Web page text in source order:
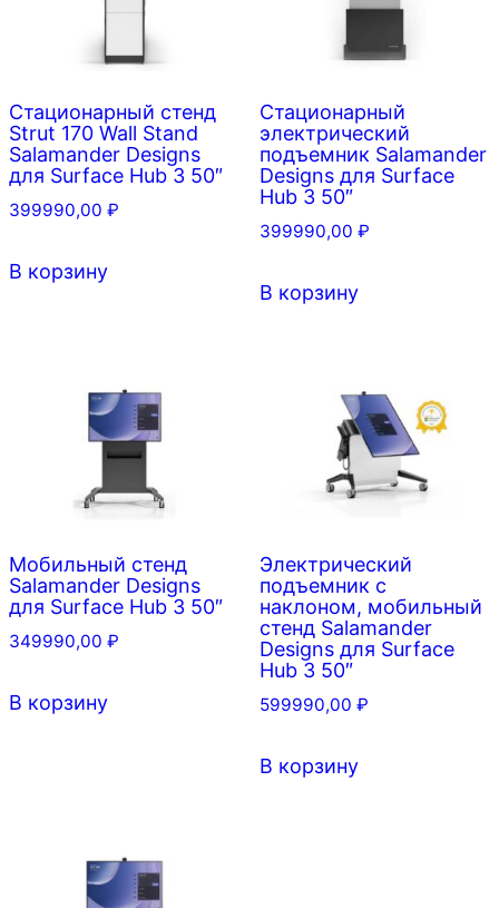
выбрать
странице
товара.
Стационарный стенд
Strut 170 Wall Stand
Salamander Designs
для Surface Hub 3 50″
399990,00 ₽
В корзину
Стационарный
электрический
подъемник Salamander
Designs для Surface
Hub 3 50″
399990,00 ₽
В корзину
Мобильный стенд
Salamander Designs
для Surface Hub 3 50″
349990,00 ₽
В корзину
Электрический
подъемник с
наклоном, мобильный
стенд Salamander
Designs для Surface
Hub 3 50″
599990,00 ₽
В корзину